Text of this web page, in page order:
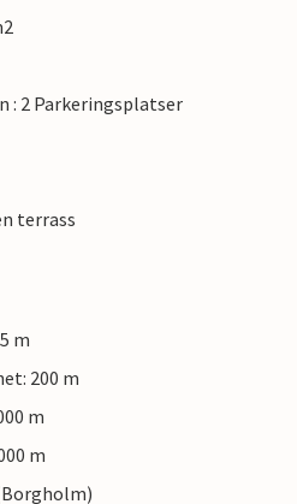
: 2 Parkeringsplatser
terrass
m
200 m
m
m